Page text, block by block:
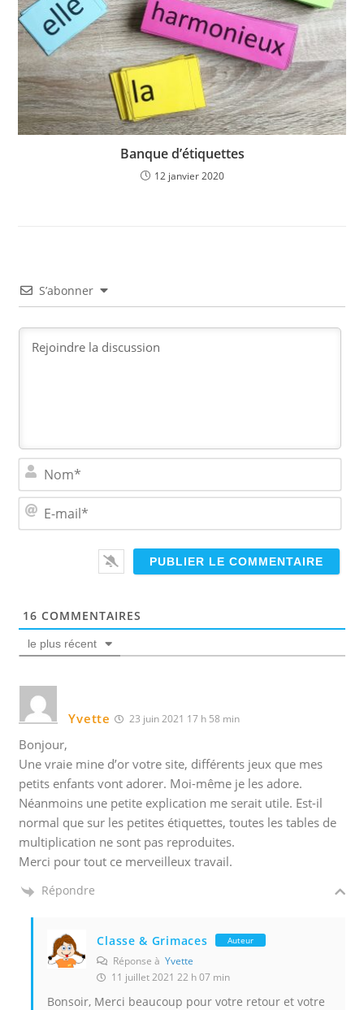
Banque d’étiquettes
12 janvier 2020
S’abonner
m
a
16 COMMENTAIRES
le plus récent
Yvette 23 juin 2021 17 h 58 min
Bonjour,
Une vraie mine d’or votre site, différents jeux que mes
petits enfants vont adorer. Moi-même je les adore.
Néanmoins une petite explication me serait utile. Est-il
normal que sur les petites étiquettes, toutes les tables de
multiplication ne sont pas reproduites.
Merci pour tout ce merveilleux travail.
Répondre
Classe & Grimaces Auteur
Réponse àYvette
11 juillet 2021 22 h 07 min
Bonsoir, Merci beaucoup pour votre retour et votre